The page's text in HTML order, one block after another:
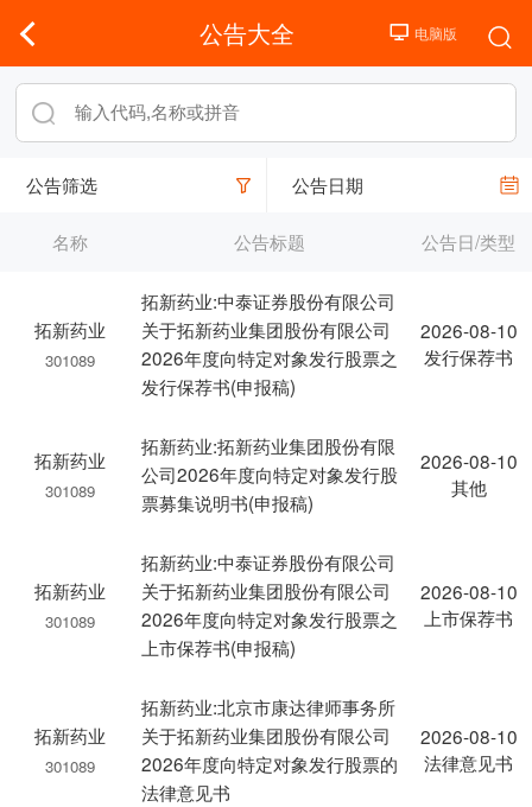
公告大全
公告筛选 公告日期
名称 公告标题 公告日/类型
拓新药业
301089
拓新药业:中泰证券股份有限公司
关于拓新药业集团股份有限公司
2026年度向特定对象发行股票之
发行保荐书(申报稿)
2026-08-10
发行保荐书
拓新药业
301089
拓新药业:拓新药业集团股份有限
公司2026年度向特定对象发行股
票募集说明书(申报稿)
2026-08-10
其他
拓新药业
301089
拓新药业:中泰证券股份有限公司
关于拓新药业集团股份有限公司
2026年度向特定对象发行股票之
上市保荐书(申报稿)
2026-08-10
上市保荐书
拓新药业
301089
拓新药业:北京市康达律师事务所
关于拓新药业集团股份有限公司
2026年度向特定对象发行股票的
法律意见书
2026-08-10
法律意见书